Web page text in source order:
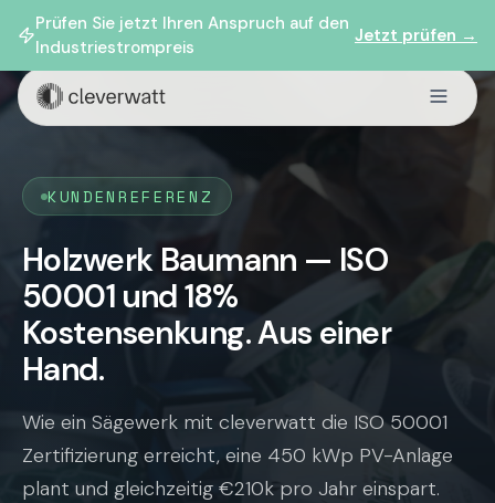
Prüfen Sie jetzt Ihren Anspruch auf den
Industriestrompreis
Jetzt prüfen →
KUNDENREFERENZ
Holzwerk Baumann — ISO
50001 und 18%
Kostensenkung. Aus einer
Hand.
Wie ein Sägewerk mit cleverwatt die ISO 50001
Zertifizierung erreicht, eine 450 kWp PV-Anlage
plant und gleichzeitig €210k pro Jahr einspart.